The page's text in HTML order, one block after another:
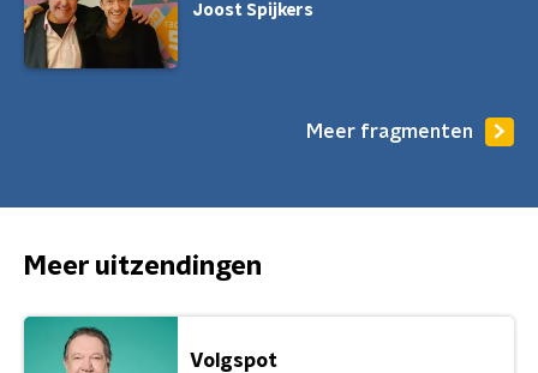
Joost Spijkers
Meer fragmenten
Meer uitzendingen
Volgspot